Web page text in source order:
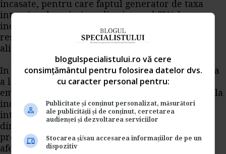
incasate, pentru care faptul generator de taxa
intervine dupa iesirea din sistemul TVA la
incasare, se continua aplicarea sistemului,
respectiv exigibilitatea taxei intervine conform
alin. (3) si (5).
In cazul facturilor pentru contravaloarea partiala
a livrarii de bunuri sau a prestarii de servicii
emise inainte de data iesirii din sistemul de TVA la
incasare, pentru care faptul generator de taxa
intervine dupa data iesirii persoanei impozabile
din sistemul TVA la incasare, se vor aplica
prevederile alin. (3) si (5) numai pentru taxa
aferenta contravalorii partiale a
blogulspecialistului.ro vă cere
consimțământul pentru folosirea datelor dvs.
cu caracter personal pentru:
Publicitate și conținut personalizat, măsurători
ale publicității și de conținut, cercetarea
audienței și dezvoltarea serviciilor
Stocarea și/sau accesarea informațiilor de pe un
dispozitiv